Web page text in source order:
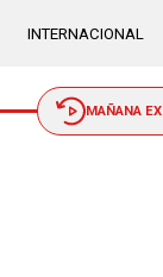
INTERNACIONAL
MAÑANA